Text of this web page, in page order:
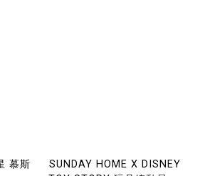
慕斯
SUNDAY HOME X DISNEY